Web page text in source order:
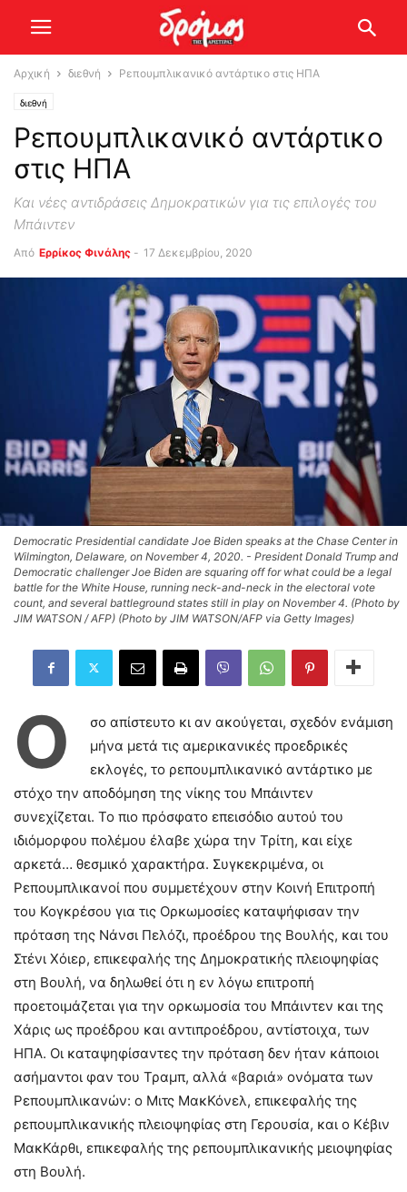
Αρχική διεθνή Ρεπουμπλικανικό αντάρτικο στις ΗΠΑ
διεθνή
Ρεπουμπλικανικό αντάρτικο
στις ΗΠΑ
Και νέες αντιδράσεις Δημοκρατικών για τις επιλογές του
Μπάιντεν
Από Ερρίκος Φινάλης - 17 Δεκεμβρίου, 2020
Democratic Presidential candidate Joe Biden speaks at the Chase Center in
Wilmington, Delaware, on November 4, 2020. - President Donald Trump and
Democratic challenger Joe Biden are squaring off for what could be a legal
battle for the White House, running neck-and-neck in the electoral vote
count, and several battleground states still in play on November 4. (Photo by
JIM WATSON / AFP) (Photo by JIM WATSON/AFP via Getty Images)
Ό
σο απίστευτο κι αν ακούγεται, σχεδόν ενάμιση
μήνα μετά τις αμερικανικές προεδρικές
εκλογές, το ρεπουμπλικανικό αντάρτικο με
στόχο την αποδόμηση της νίκης του Μπάιντεν
συνεχίζεται. Το πιο πρόσφατο επεισόδιο αυτού του
ιδιόμορφου πολέμου έλαβε χώρα την Τρίτη, και είχε
αρκετά… θεσμικό χαρακτήρα. Συγκεκριμένα, οι
Ρεπουμπλικανοί που συμμετέχουν στην Κοινή Επιτροπή
του Κογκρέσου για τις Ορκωμοσίες καταψήφισαν την
πρόταση της Νάνσι Πελόζι, προέδρου της Βουλής, και του
Στένι Χόιερ, επικεφαλής της Δημοκρατικής πλειοψηφίας
στη Βουλή, να δηλωθεί ότι η εν λόγω επιτροπή
προετοιμάζεται για την ορκωμοσία του Μπάιντεν και της
Χάρις ως προέδρου και αντιπροέδρου, αντίστοιχα, των
ΗΠΑ. Οι καταψηφίσαντες την πρόταση δεν ήταν κάποιοι
ασήμαντοι φαν του Τραμπ, αλλά «βαριά» ονόματα των
Ρεπουμπλικανών: ο Μιτς ΜακΚόνελ, επικεφαλής της
ρεπουμπλικανικής πλειοψηφίας στη Γερουσία, και ο Κέβιν
ΜακΚάρθι, επικεφαλής της ρεπουμπλικανικής μειοψηφίας
στη Βουλή.